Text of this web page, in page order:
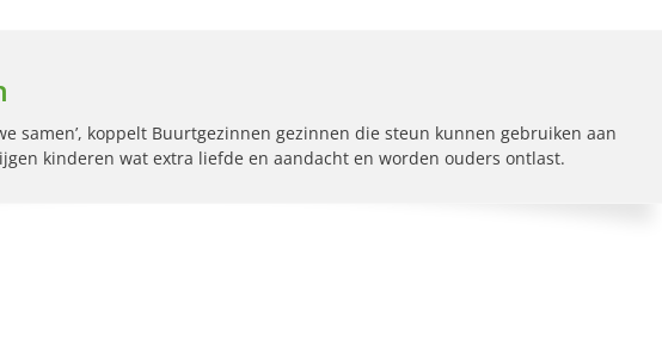
samen’, koppelt Buurtgezinnen gezinnen die steun kunnen gebruiken aan
kinderen wat extra liefde en aandacht en worden ouders ontlast.